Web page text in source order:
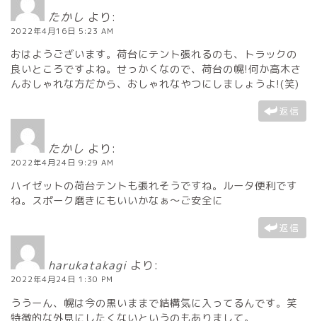
たかし より:
2022年4月16日 5:23 AM
おはようございます。荷台にテント張れるのも、トラックの
良いところですよね。せっかくなので、荷台の幌!何か高木さ
んおしゃれな方だから、おしゃれなやつにしましょうよ!(笑)
返信
たかし より:
2022年4月24日 9:29 AM
ハイゼットの荷台テントも張れそうですね。ルータ便利です
ね。スポーク磨きにもいいかなぁ～ご安全に
返信
harukatakagi より:
2022年4月24日 1:30 PM
ううーん、幌は今の黒いままで結構気に入ってるんです。笑
特徴的な外見にしたくないというのもありまして。